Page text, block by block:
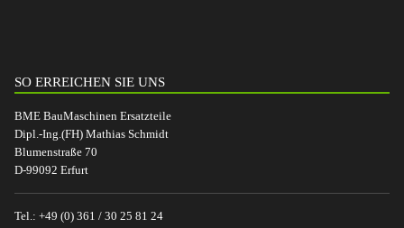
SO ERREICHEN SIE UNS
BME BauMaschinen Ersatzteile
Dipl.-Ing.(FH) Mathias Schmidt
Blumenstraße 70
D-99092 Erfurt
Tel.: +49 (0) 361 / 30 25 81 24